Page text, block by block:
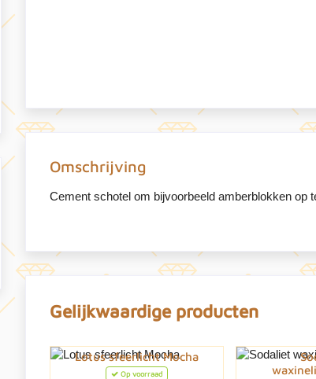
Omschrijving
Cement schotel om bijvoorbeeld amberblokken op
Gelijkwaardige producten
Lotus sfeerlicht Mocha
Op voorraad